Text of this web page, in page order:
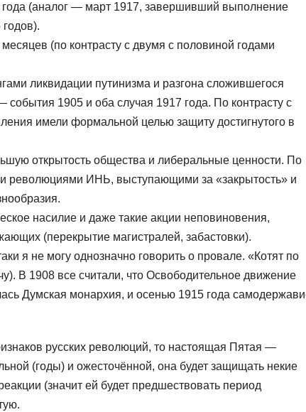
(аналог — март 1917, завершивший выполнение
(по контрасту с двумя с половиной годами
ликвидации путинизма и разгона сложившегося
1905 и оба случая 1917 года. По контрасту с
имели формальной целью защиту достигнутого в
открытость общества и либеральные ценности. По
революциями ИНЬ, выступающими за «закрытость» и
насилие и даже такие акции неповиновения,
(перекрытие магистралей, забастовки).
могу однозначно говорить о провале. «Котят по
В 1908 все считали, что Освободительное движение
Думская монархия, и осенью 1915 года
русских революций, то настоящая Пятая —
(годы) и ожесточённой, она будет защищать некие
(значит ей будет предшествовать период